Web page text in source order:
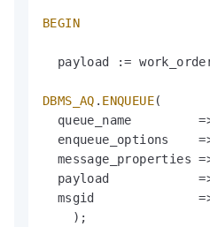
BEGIN
payload :=
DBMS_AQ . ENQUEUE(
queue_name
enqueue_options
message_properties
payload
msgid
    );